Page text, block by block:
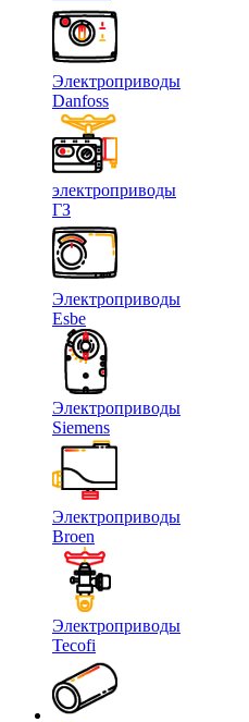
Электроприводы
Danfoss
электроприводы
ГЗ
Электроприводы
Esbe
Электроприводы
Siemens
Электроприводы
Broen
Электроприводы
Tecofi